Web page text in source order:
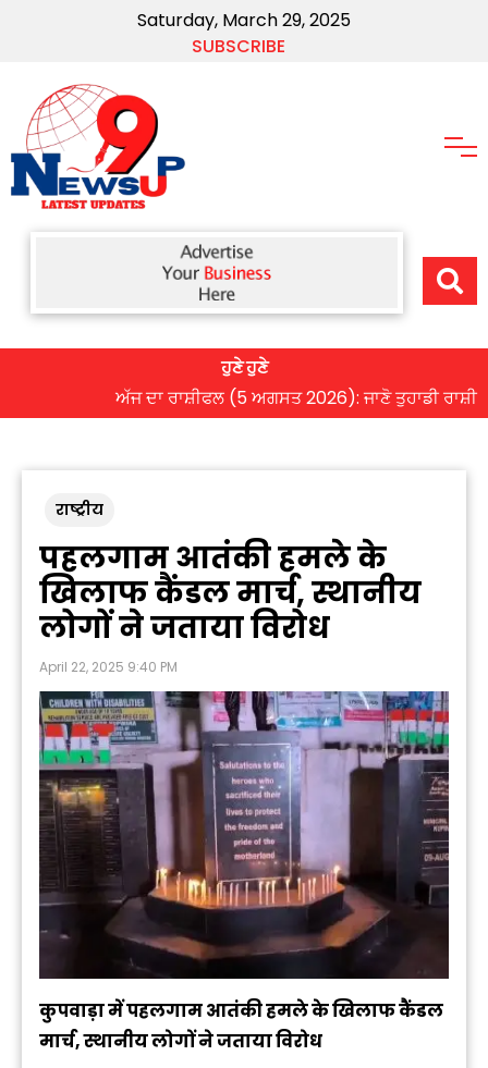
Saturday, March 29, 2025
SUBSCRIBE
ਹੁਣੇ ਹੁਣੇ
ਅੱਜ ਦਾ ਰਾਸ਼ੀਫਲ (5 ਅਗਸਤ 2026): ਜਾਣੋ ਤੁਹਾਡੀ ਰਾਸ਼ੀ ‘ਤੇ
राष्ट्रीय
पहलगाम आतंकी हमले के
खिलाफ कैंडल मार्च, स्थानीय
लोगों ने जताया विरोध
April 22, 2025 9:40 PM
कुपवाड़ा में पहलगाम आतंकी हमले के खिलाफ कैंडल
मार्च, स्थानीय लोगों ने जताया विरोध